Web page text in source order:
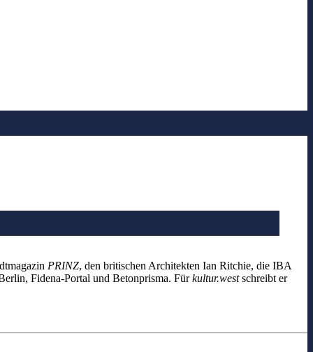
PRINZ, den britischen Architekten Ian Ritchie, die IBA
Fidena-Portal und Betonprisma. Fürkultur.westschreibt er